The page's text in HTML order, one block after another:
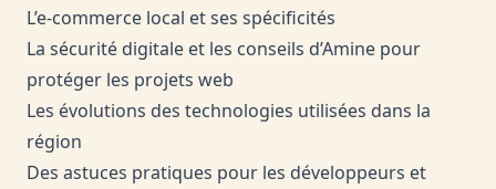
L’e-commerce local et ses spécificités
La sécurité digitale et les conseils d’Amine pour
protéger les projets web
Les évolutions des technologies utilisées dans la
région
Des astuces pratiques pour les développeurs et